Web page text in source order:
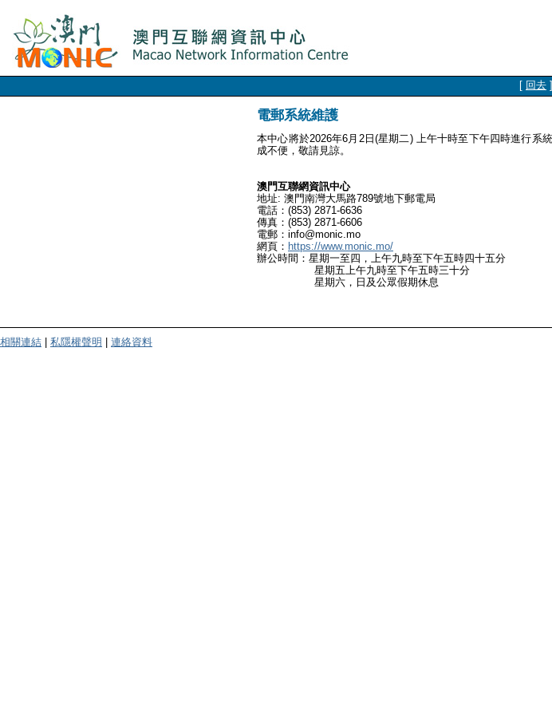
[ 回去 ]
電郵系統維護
本中心將於2026年6月2日(星期二) 上午十時至下午四時進行系
成不便，敬請見諒。
澳門互聯網資訊中心
地址: 澳門南灣大馬路789號地下郵電局
電話：(853) 2871-6636
傳真：(853) 2871-6606
電郵：info@monic.mo
網頁： https://www.monic.mo/
辦公時間：星期一至四，上午九時至下午五時四十五分
星期五上午九時至下午五時三十分
星期六，日及公眾假期休息
相關連結 | 私隱權聲明 | 連絡資料